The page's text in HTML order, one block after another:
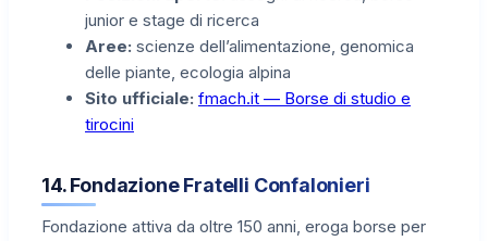
junior e stage di ricerca
Aree: scienze dell’alimentazione, genomica
delle piante, ecologia alpina
Sito ufficiale: fmach.it — Borse di studio e
tirocini
14. Fondazione Fratelli Confalonieri
Fondazione attiva da oltre 150 anni, eroga borse per